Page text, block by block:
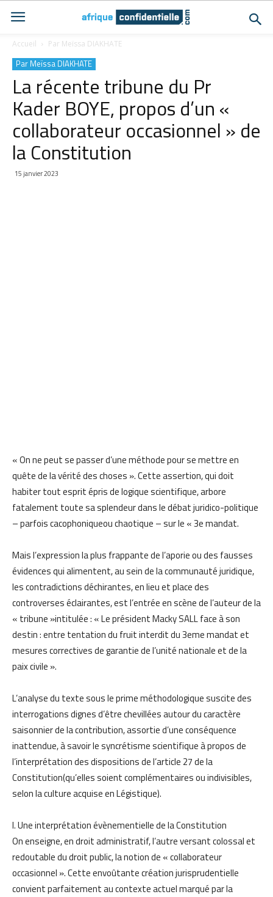
Accueil Par Meïssa DIAKHATE
Par Meïssa DIAKHATE
La récente tribune du Pr
Kader BOYE, propos d’un «
collaborateur occasionnel » de
la Constitution
15 janvier 2023
« On ne peut se passer d’une méthode pour se mettre en
quête de la vérité des choses ». Cette assertion, qui doit
habiter tout esprit épris de logique scientifique, arbore
fatalement toute sa splendeur dans le débat juridico-politique
– parfois cacophoniqueou chaotique – sur le « 3e mandat.
Mais l’expression la plus frappante de l’aporie ou des fausses
évidences qui alimentent, au sein de la communauté juridique,
les contradictions déchirantes, en lieu et place des
controverses éclairantes, est l’entrée en scène de l’auteur de la
« tribune »intitulée : « Le président Macky SALL face à son
destin : entre tentation du fruit interdit du 3eme mandat et
mesures correctives de garantie de l’unité nationale et de la
paix civile ».
L’analyse du texte sous le prime méthodologique suscite des
interrogations dignes d’être chevillées autour du caractère
saisonnier de la contribution, assortie d’une conséquence
inattendue, à savoir le syncrétisme scientifique à propos de
l’interprétation des dispositions de l’article 27 de la
Constitution(qu’elles soient complémentaires ou indivisibles,
selon la culture acquise en Légistique).
I. Une interprétation évènementielle de la Constitution
On enseigne, en droit administratif, l’autre versant colossal et
redoutable du droit public, la notion de « collaborateur
occasionnel ». Cette envoûtante création jurisprudentielle
convient parfaitement au contexte actuel marqué par la